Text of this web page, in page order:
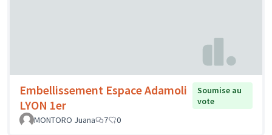
Embellissement Espace Adamoli
LYON 1er
Soumise au
vote
MONTORO Juana
7 0